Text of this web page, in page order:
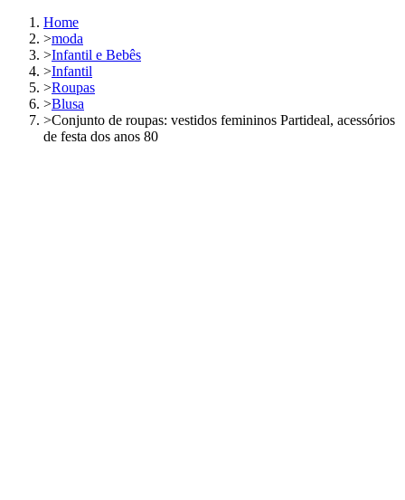
Home
>moda
>Infantil e Bebês
>Infantil
>Roupas
>Blusa
>Conjunto de roupas: vestidos femininos Partideal, acessórios
de festa dos anos 80